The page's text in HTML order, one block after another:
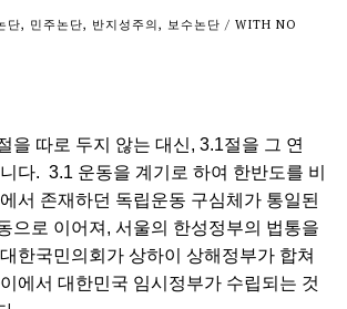
단, 민주논단, 반지성주의, 보수논단 / WITH NO
을 따로 두지 않는 대신, 3.1절을 그 연
다. 3.1 운동을 계기로 하여 한반도를 비
서 존재하던 독립운동 구심체가 통일된
으로 이어져, 서울의 한성정부의 법통을
한국민의회가 상하이 상해정부가 합쳐
에서 대한민국 임시정부가 수립되는 것